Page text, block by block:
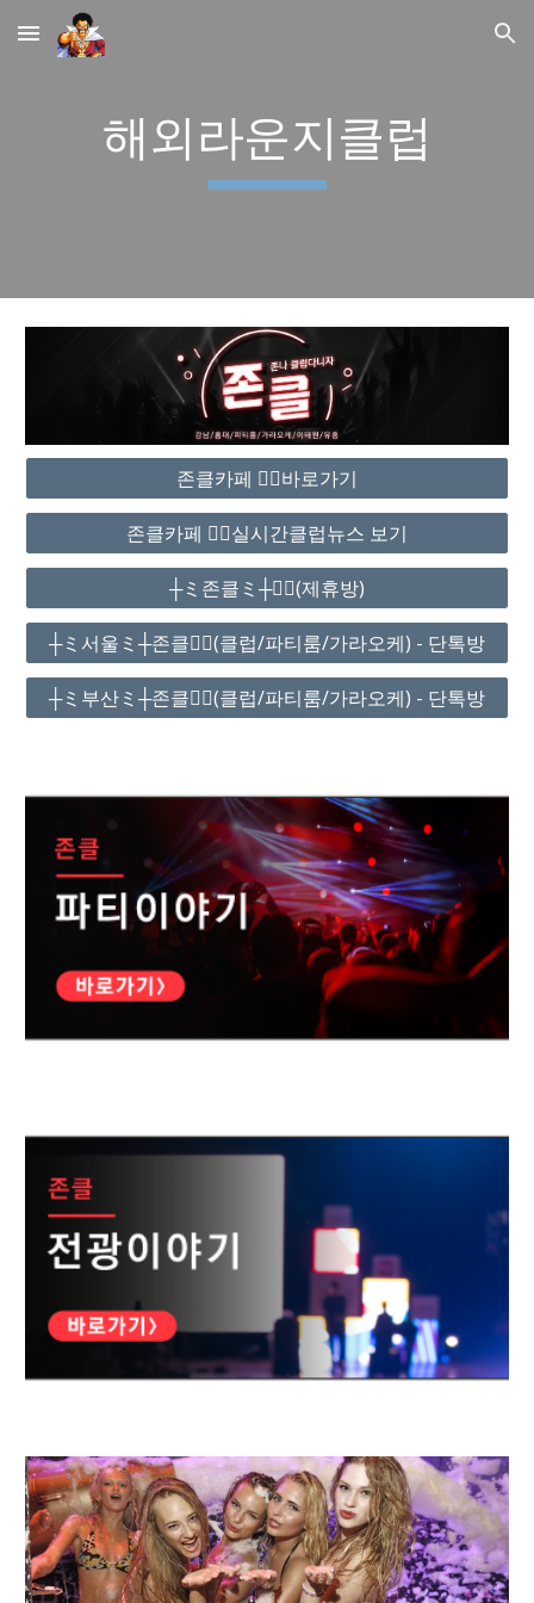
Skip to main content Skip to navigation
해외라운지클럽
존클카페 ❤️‍🔥바로가기
존클카페 ❤️‍🔥실시간클럽뉴스 보기
┼ミ존클ミ┼❤️‍🔥(제휴방)
┼ミ서울ミ┼존클❤️‍🔥(클럽/파티룸/가라오케) - 단톡방
┼ミ부산ミ┼존클❤️‍🔥(클럽/파티룸/가라오케) - 단톡방